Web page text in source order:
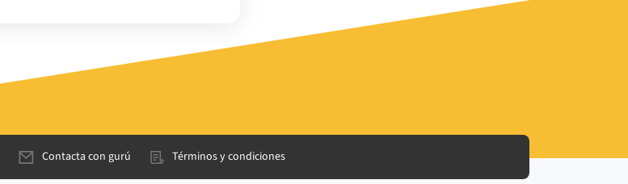
Contacta con gurú Términos y condiciones